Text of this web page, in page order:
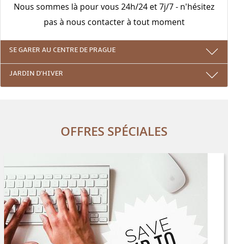
Nous sommes là pour vous 24h/24 et 7j/7 - n'hésitez
pas à nous contacter à tout moment
SE GARER AU CENTRE DE PRAGUE
JARDIN D'HIVER
OFFRES SPÉCIALES